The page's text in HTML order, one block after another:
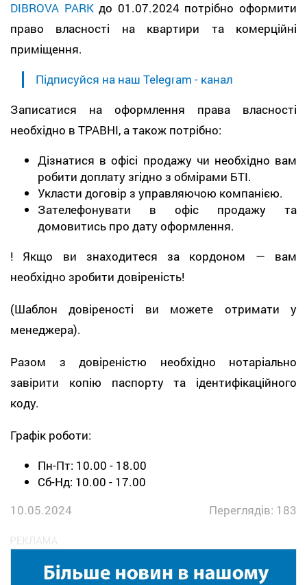
DIBROVA PARKдо 01.07.2024 потрібно оформити
право власності на квартири та комерційні
приміщення.
Підписуйся на наш Telegram - канал
Записатися на оформлення права власності
необхідно в ТРАВНІ, а також потрібно:
Дізнатися в офісі продажу чи необхідно вам
робити доплату згідно з обмірами БТІ.
Укласти договір з управляючою компанією.
Зателефонувати в офіс продажу та
домовитись про дату оформлення.
! Якщо ви знаходитеся за кордоном — вам
необхідно зробити довіреність!
(Шаблон довіреності ви можете отримати у
менеджера).
Разом з довіреністю необхідно нотаріально
завірити копію паспорту та ідентифікаційного
коду.
Графік роботи:
Пн-Пт: 10.00 - 18.00
Сб-Нд: 10.00 - 17.00
10.05.2024
Переглядів: 183